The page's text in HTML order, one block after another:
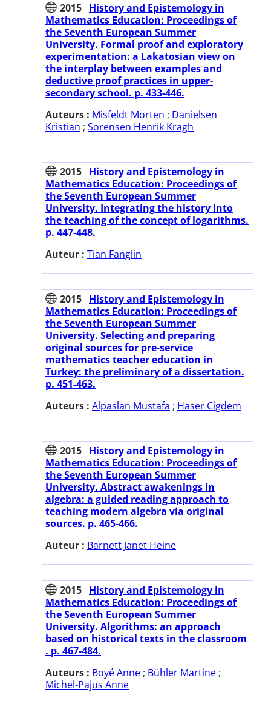
2015 History and Epistemology in
Mathematics Education: Proceedings of
the Seventh European Summer
University. Formal proof and exploratory
experimentation: a Lakatosian view on
the interplay between examples and
deductive proof practices in upper-
secondary school. p. 433-446.
Auteurs : Misfeldt Morten ; Danielsen
Kristian ; Sorensen Henrik Kragh
2015 History and Epistemology in
Mathematics Education: Proceedings of
the Seventh European Summer
University. Integrating the history into
the teaching of the concept of logarithms.
p. 447-448.
Auteur : Tian Fanglin
2015 History and Epistemology in
Mathematics Education: Proceedings of
the Seventh European Summer
University. Selecting and preparing
original sources for pre-service
mathematics teacher education in
Turkey: the preliminary of a dissertation.
p. 451-463.
Auteurs : Alpaslan Mustafa ; Haser Cigdem
2015 History and Epistemology in
Mathematics Education: Proceedings of
the Seventh European Summer
University. Abstract awakenings in
algebra: a guided reading approach to
teaching modern algebra via original
sources. p. 465-466.
Auteur : Barnett Janet Heine
2015 History and Epistemology in
Mathematics Education: Proceedings of
the Seventh European Summer
University. Algorithms: an approach
based on historical texts in the classroom
. p. 467-484.
Auteurs : Boyé Anne ; Bühler Martine ;
Michel-Pajus Anne